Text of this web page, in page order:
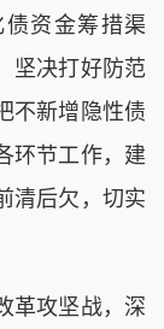
资金筹措渠
坚决打好防范
不新增隐性债
环节工作，建
清后欠，切实
攻坚战，深